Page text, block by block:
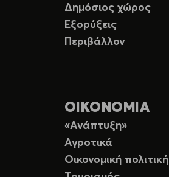
Δημόσιος χώρος
Εξορύξεις
Περιβάλλον
ΟΙΚΟΝΟΜΙΑ
«Ανάπτυξη»
Αγροτικά
Οικονομική πολιτική